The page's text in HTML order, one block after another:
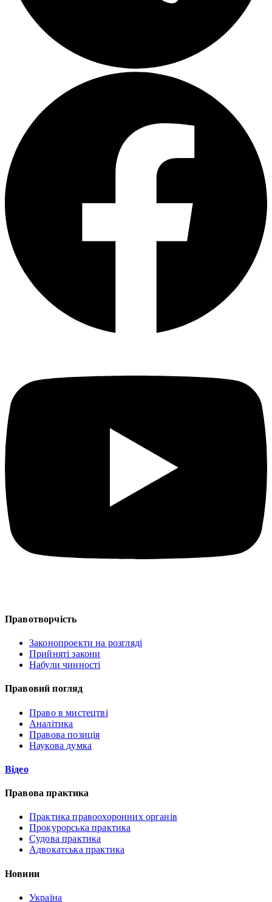
Правотворчість
Законопроекти на розгляді
Прийняті закони
Набули чинності
Правовий погляд
Право в мистецтві
Аналітика
Правова позиція
Наукова думка
Відео
Правова практика
Практика правоохоронних органів
Прокурорська практика
Судова практика
Адвокатська практика
Новини
Україна